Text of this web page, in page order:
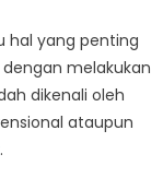
hal yang penting
melakukan
dikenali oleh
ataupun
.